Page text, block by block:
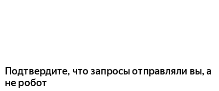
Подтвердите, что запросы отправляли вы, а
не робот